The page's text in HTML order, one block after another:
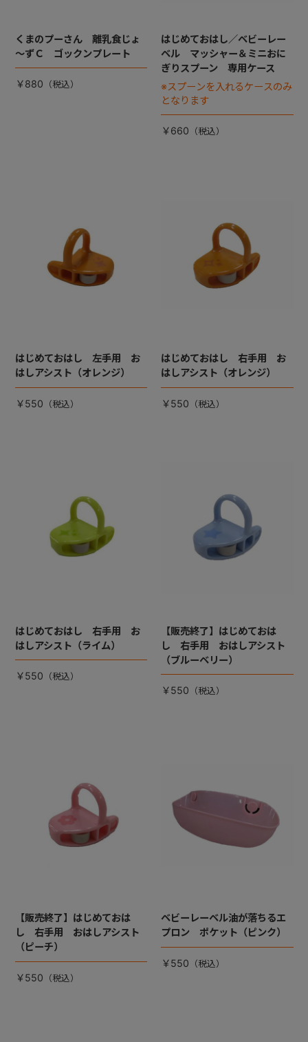
くまのプーさん 離乳食じょ
～ずＣ ゴックンプレート
￥880
はじめておはし／ベビーレー
ベル マッシャー＆ミニおに
ぎりスプーン 専用ケース
※スプーンを入れるケースのみ
となります
￥660
はじめておはし 左手用 お
はしアシスト（オレンジ）
￥550
はじめておはし 右手用 お
はしアシスト（オレンジ）
￥550
はじめておはし 右手用 お
はしアシスト（ライム）
￥550
【販売終了】はじめておは
し 右手用 おはしアシスト
（ブルーベリー）
￥550
【販売終了】はじめておは
し 右手用 おはしアシスト
（ピーチ）
￥550
ベビーレーベル油が落ちるエ
プロン ポケット（ピンク）
￥550